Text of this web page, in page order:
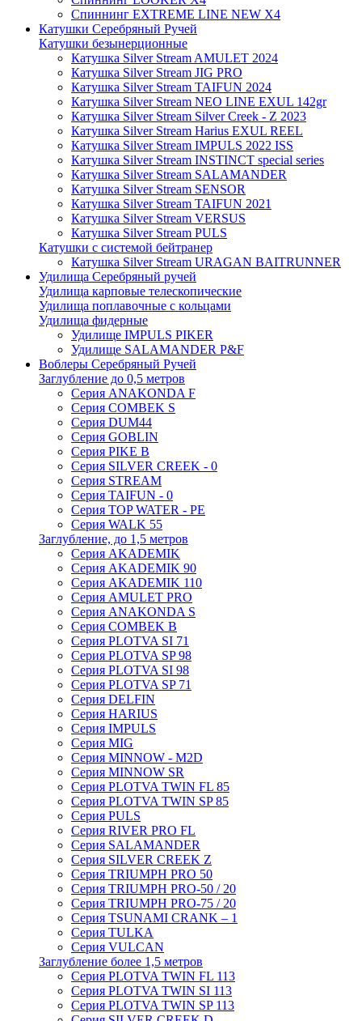
Спиннинг EXTREME LINE NEW X4
Катушки Серебряный Ручей
Катушки безынерционные
Катушка Silver Stream AMULET 2024
Катушка Silver Stream JIG PRO
Катушка Silver Stream TAIFUN 2024
Катушка Silver Stream NEO LINE EXUL 142gr
Катушка Silver Stream Silver Creek - Z 2023
Катушка Silver Stream Harius EXUL REEL
Катушка Silver Stream IMPULS 2022 ISS
Катушка Silver Stream INSTINCT special series
Катушка Silver Stream SALAMANDER
Катушка Silver Stream SENSOR
Катушка Silver Stream TAIFUN 2021
Катушка Silver Stream VERSUS
Катушка Silver Stream PULS
Катушки с системой бейтранер
Катушка Silver Stream URAGAN BAITRUNNER
Удилища Серебряный ручей
Удилища карповые телескопические
Удилища поплавочные с кольцами
Удилища фидерные
Удилище IMPULS PIKER
Удилище SALAMANDER P&F
Воблеры Серебряный Ручей
Заглубление до 0,5 метров
Серия ANAKONDA F
Серия COMBEK S
Серия DUM44
Серия GOBLIN
Серия PIKE B
Серия SILVER CREEK - 0
Серия STREAM
Серия TAIFUN - 0
Серия TOP WATER - PE
Серия WALK 55
Заглубление, до 1,5 метров
Серия AKADEMIK
Серия AKADEMIK 90
Серия AKADEMIK 110
Серия AMULET PRO
Серия ANAKONDA S
Серия COMBEK B
Серия PLOTVA SI 71
Серия PLOTVA SP 98
Серия PLOTVA SI 98
Серия PLOTVA SP 71
Серия DELFIN
Серия HARIUS
Серия IMPULS
Серия MIG
Серия MINNOW - M2D
Серия MINNOW SR
Серия PLOTVA TWIN FL 85
Серия PLOTVA TWIN SP 85
Серия PULS
Серия RIVER PRO FL
Серия SALAMANDER
Серия SILVER CREEK Z
Серия TRIUMPH PRO 50
Серия TRIUMPH PRO-50 / 20
Серия TRIUMPH PRO-75 / 20
Серия TSUNAMI CRANK – 1
Серия TULKA
Серия VULCAN
Заглубление более 1,5 метров
Серия PLOTVA TWIN FL 113
Серия PLOTVA TWIN SI 113
Серия PLOTVA TWIN SP 113